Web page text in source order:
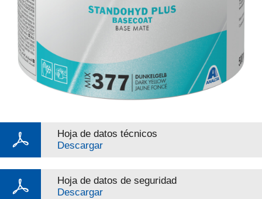
Hoja de datos técnicos
Descargar
Hoja de datos de seguridad
Descargar